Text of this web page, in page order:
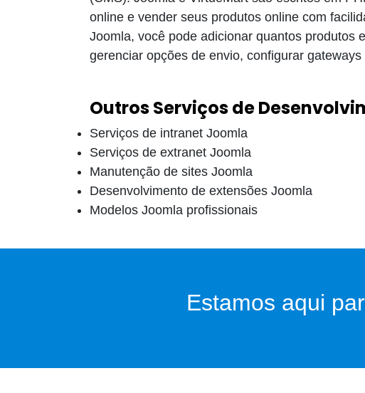
online e vender seus produtos online com
Joomla, você pode adicionar quantos produtos
gerenciar opções de envio, configurar
Outros Serviços de
Serviços de intranet Joomla
Serviços de extranet Joomla
Manutenção de sites Joomla
Desenvolvimento de extensões Joomla
Modelos Joomla profissionais
Estamos aqui